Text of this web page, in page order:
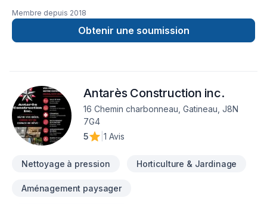
Membre depuis 2018
Obtenir une soumission
Antarès Construction inc.
16 Chemin charbonneau, Gatineau, J8N
7G4
5
1 Avis
Nettoyage à pression Horticulture & Jardinage
Aménagement paysager